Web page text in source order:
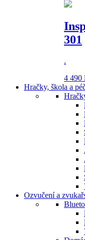
301
.
4 490
Hračky, škola a
Ozvučení a